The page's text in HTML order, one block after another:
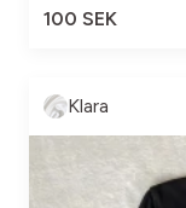
100 SEK
Klara